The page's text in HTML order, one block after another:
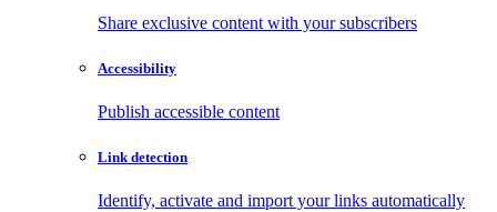
Share exclusive content with your subscribers
Accessibility
Publish accessible content
Link detection
Identify, activate and import your links automatically